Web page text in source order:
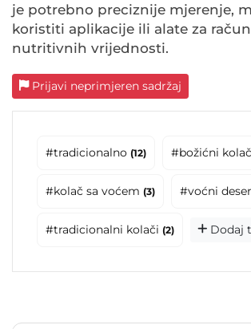
je potrebno preciznije mjerenje,
koristiti aplikacije ili alate za
nutritivnih vrijednosti.
Prijavi neprimjeren sadržaj
#tradicionalno (12) #božićni kolač
#kolač sa voćem (3) #voćni
#tradicionalni kolači (2) Dodaj